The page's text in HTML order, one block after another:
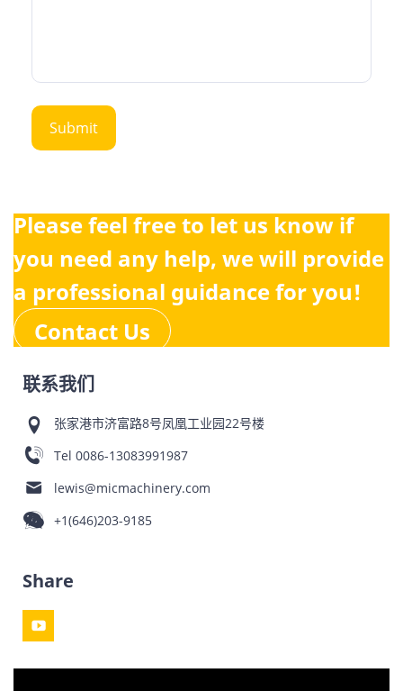
Please feel free to let us know if
you need any help, we will provide
a professional guidance for you!
Contact Us
联系我们
张家港市济富路8号凤凰工业园22号楼
Tel 0086-13083991987
lewis@micmachinery.com
+1(646)203-9185
Share